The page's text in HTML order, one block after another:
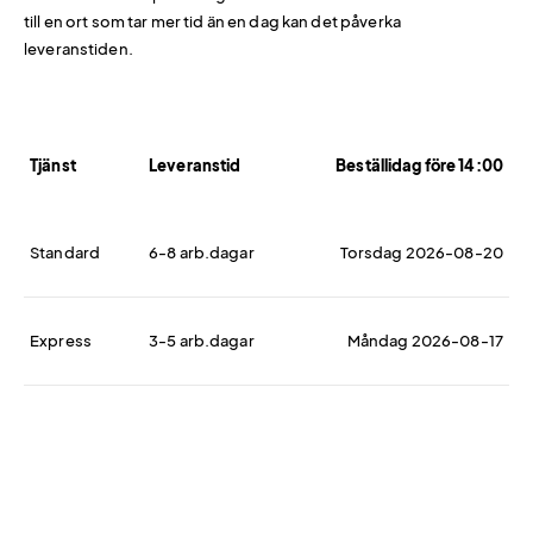
till en ort som tar mer tid än en dag kan det påverka
leveranstiden.
Tjänst Leveranstid Beställidag före 14:00
Standard 6-8 arb.dagar Torsdag 2026-08-20
Express 3-5 arb.dagar Måndag 2026-08-17